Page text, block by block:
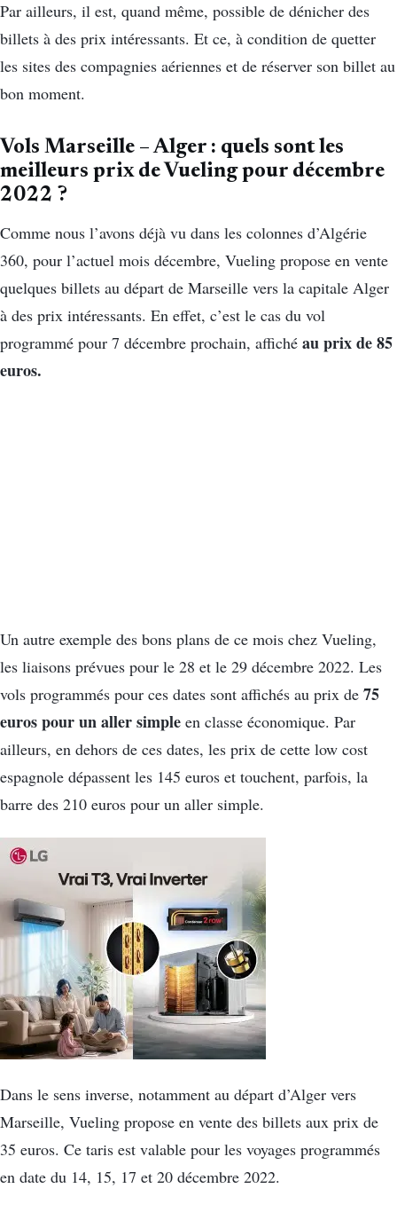
Par ailleurs, il est, quand même, possible de dénicher des
billets à des prix intéressants. Et ce, à condition de quetter
les sites des compagnies aériennes et de réserver son billet au
bon moment.
Vols Marseille – Alger : quels sont les
meilleurs prix de Vueling pour décembre
2022 ?
Comme nous l’avons déjà vu dans les colonnes d’Algérie
360, pour l’actuel mois décembre, Vueling propose en vente
quelques billets au départ de Marseille vers la capitale Alger
à des prix intéressants. En effet, c’est le cas du vol
programmé pour 7 décembre prochain, affiché au prix de 85
euros.
Un autre exemple des bons plans de ce mois chez Vueling,
les liaisons prévues pour le 28 et le 29 décembre 2022. Les
vols programmés pour ces dates sont affichés au prix de 75
euros pour un aller simple en classe économique. Par
ailleurs, en dehors de ces dates, les prix de cette low cost
espagnole dépassent les 145 euros et touchent, parfois, la
barre des 210 euros pour un aller simple.
Dans le sens inverse, notamment au départ d’Alger vers
Marseille, Vueling propose en vente des billets aux prix de
35 euros. Ce taris est valable pour les voyages programmés
en date du 14, 15, 17 et 20 décembre 2022.